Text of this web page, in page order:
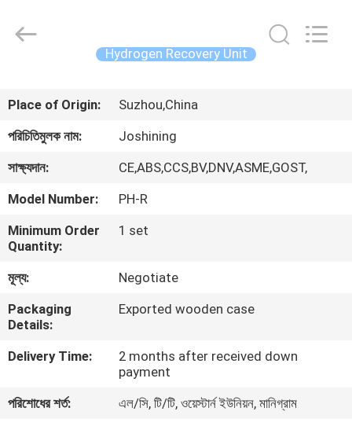
পণ্য
ভ্রমণ
নিয়ন্ত্রণ
Technology
Co.,Ltd.
Hydrogen Recovery Unit
Place of Origin:
Suzhou,China
পরিচিতিমুলক নাম:
Joshining
সাক্ষ্যদান:
CE,ABS,CCS,BV,DNV,ASME,GOST,
Model Number:
PH-R
Minimum Order
Quantity:
1 set
মূল্য:
Negotiate
Packaging
Details:
Exported wooden case
Delivery Time:
2 months after received down
payment
পরিশোধের শর্ত:
এল/সি, টি/টি, ওয়েস্টার্ন ইউনিয়ন, মানিগ্রাম